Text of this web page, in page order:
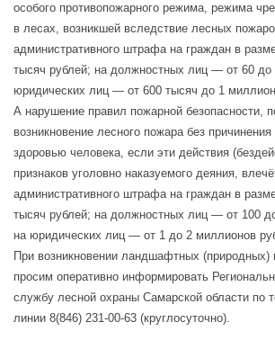
особого противопожарного режима, режима
в лесах, возникшей вследствие лесных
административного штрафа на граждан в
тысяч рублей; на должностных лиц — от 60 до
юридических лиц — от 600 тысяч до 1
А нарушение правил пожарной безопасности,
возникновение лесного пожара без
здоровью человека, если эти действия
признаков уголовно наказуемого деяния,
административного штрафа на граждан в
тысяч рублей; на должностных лиц — от 100
на юридических лиц — от 1 до 2 миллионов
При возникновении ландшафтных
просим оперативно информировать
службу лесной охраны Самарской области по
линии 8(846) 231-00-63 (круглосуточно).